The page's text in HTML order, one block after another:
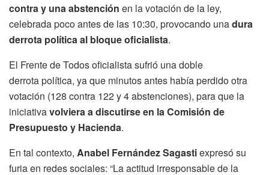
contray una abstención en la votación de la ley,
celebrada poco antes de las 10:30, provocando unadura
derrota política al bloque oficialista.
El Frente de Todos oficialista sufrió una doble
derrota política, ya que minutos antes había perdido otra
votación (128 contra 122 y 4 abstenciones), para que la
iniciativavolviera a discutirse en la Comisión de
Presupuesto y Hacienda.
En tal contexto, Anabel Fernández Sagastiexpresó su
furia en redes sociales: “La actitud irresponsable de la